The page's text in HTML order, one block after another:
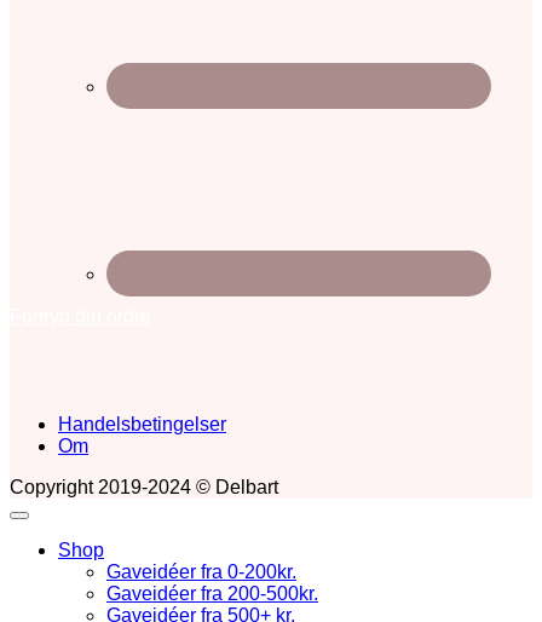
Handelsbetingelser
Om
Copyright 2019-2024 © Delbart
Shop
Gaveidéer fra 0-200kr.
Gaveidéer fra 200-500kr.
Gaveidéer fra 500+ kr.